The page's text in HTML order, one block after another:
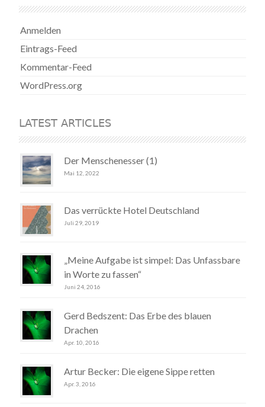
Anmelden
Eintrags-Feed
Kommentar-Feed
WordPress.org
LATEST ARTICLES
Der Menschenesser (1)
Mai 12, 2022
Das verrückte Hotel Deutschland
Juli 29, 2019
„Meine Aufgabe ist simpel: Das Unfassbare
in Worte zu fassen“
Juni 24, 2016
Gerd Bedszent: Das Erbe des blauen
Drachen
Apr. 10, 2016
Artur Becker: Die eigene Sippe retten
Apr. 3, 2016